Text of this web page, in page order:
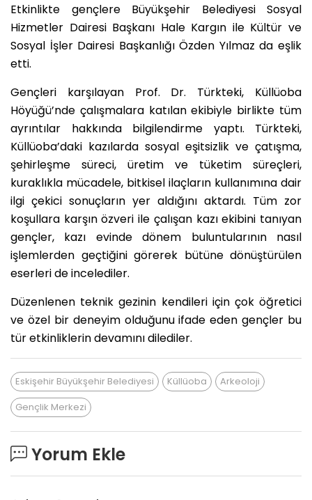
Etkinlikte gençlere Büyükşehir Belediyesi Sosyal
Hizmetler Dairesi Başkanı Hale Kargın ile Kültür ve
Sosyal İşler Dairesi Başkanlığı Özden Yılmaz da eşlik
etti.
Gençleri karşılayan Prof. Dr. Türkteki, Küllüoba
Höyüğü’nde çalışmalara katılan ekibiyle birlikte tüm
ayrıntılar hakkında bilgilendirme yaptı. Türkteki,
Küllüoba’daki kazılarda sosyal eşitsizlik ve çatışma,
şehirleşme süreci, üretim ve tüketim süreçleri,
kuraklıkla mücadele, bitkisel ilaçların kullanımına dair
ilgi çekici sonuçların yer aldığını aktardı. Tüm zor
koşullara karşın özveri ile çalışan kazı ekibini tanıyan
gençler, kazı evinde dönem buluntularının nasıl
işlemlerden geçtiğini görerek bütüne dönüştürülen
eserleri de incelediler.
Düzenlenen teknik gezinin kendileri için çok öğretici
ve özel bir deneyim olduğunu ifade eden gençler bu
tür etkinliklerin devamını dilediler.
Eskişehir Büyükşehir Belediyesi Küllüoba
Arkeoloji
Gençlik Merkezi
Yorum Ekle